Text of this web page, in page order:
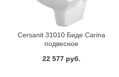
Cersanit 31010 Биде Carina
подвесное
22 577 руб.